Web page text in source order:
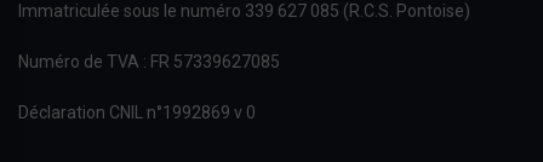
Immatriculée sous le numéro 339 627 085 (R.C.S. Pontoise)
Numéro de TVA : FR 57339627085
Déclaration CNIL n°1992869 v 0